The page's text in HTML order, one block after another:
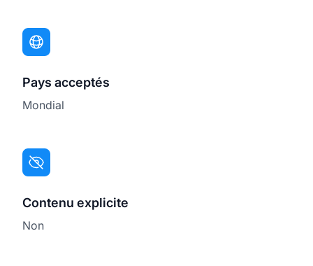
Pays acceptés
Mondial
Contenu explicite
Non